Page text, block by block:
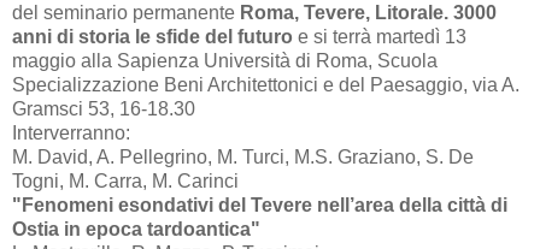
del seminario permanente Roma, Tevere, Litorale. 3000
anni di storia le sfide del futuro e si terrà martedì 13
maggio alla Sapienza Università di Roma, Scuola
Specializzazione Beni Architettonici e del Paesaggio, via A.
Gramsci 53, 16-18.30
Interverranno:
M. David, A. Pellegrino, M. Turci, M.S. Graziano, S. De
Togni, M. Carra, M. Carinci
"Fenomeni esondativi del Tevere nell’area della città di
Ostia in epoca tardoantica"